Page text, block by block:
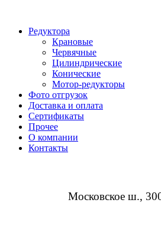
Редуктора
Крановые
Червячные
Цилиндрические
Конические
Мотор-редукторы
Фото отгрузок
Доставка и оплата
Сертификаты
Прочее
О компании
Контакты
Московское ш.,